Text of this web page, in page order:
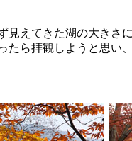
えてきた湖の大きさ
ら拝観しようと思い